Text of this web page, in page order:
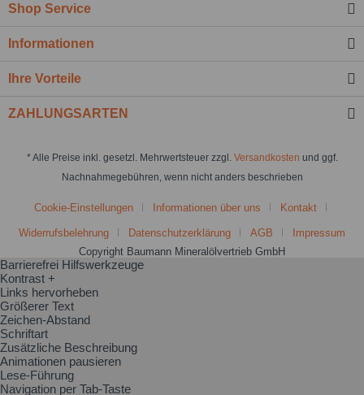
Shop Service
Informationen
Ihre Vorteile
ZAHLUNGSARTEN
* Alle Preise inkl. gesetzl. Mehrwertsteuer zzgl. Versandkosten und ggf.
Nachnahmegebühren, wenn nicht anders beschrieben
Cookie-Einstellungen Informationen über uns Kontakt
Widerrufsbelehrung Datenschutzerklärung AGB
Impressum
Copyright Baumann Mineralölvertrieb GmbH
Barrierefrei Hilfswerkzeuge
Kontrast +
Links hervorheben
Größerer Text
Zeichen-Abstand
Schriftart
Zusätzliche Beschreibung
Animationen pausieren
Lese-Führung
Navigation per Tab-Taste